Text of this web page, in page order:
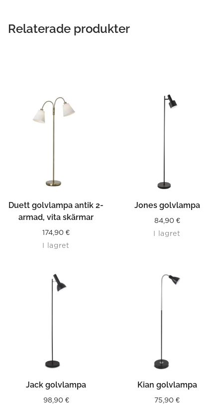
Relaterade produkter
Duett golvlampa antik 2-
armad, vita skärmar
174,90 €
I lagret
Jones golvlampa
84,90 €
I lagret
Jack golvlampa
98,90 €
Kian golvlampa
75,90 €